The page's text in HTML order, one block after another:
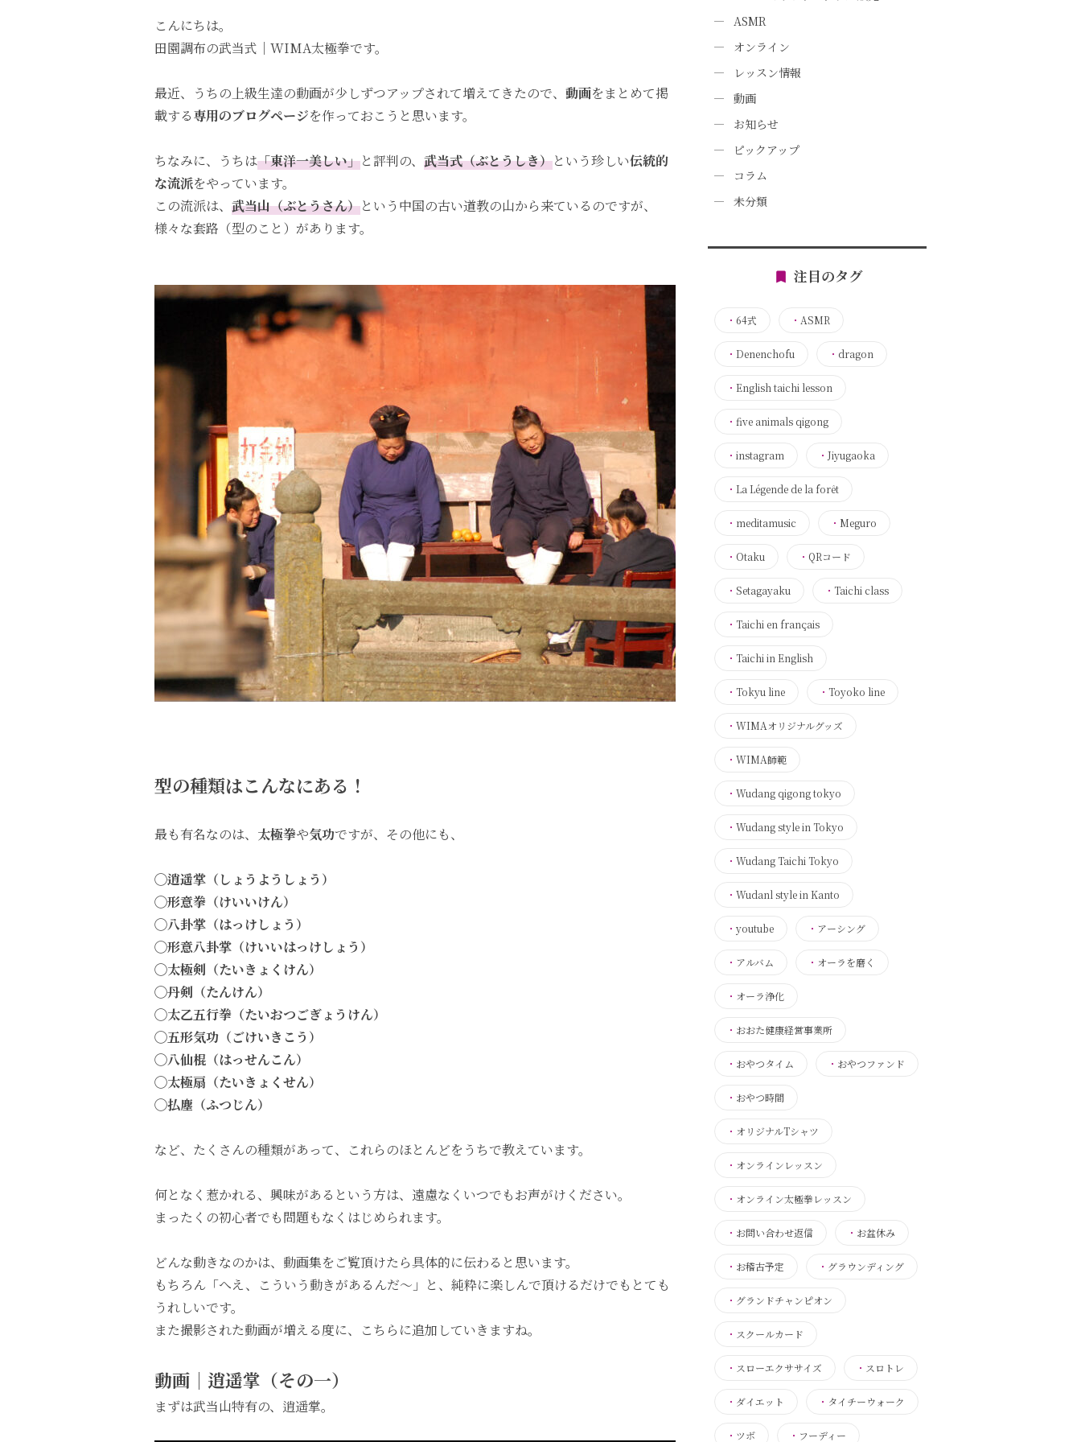
こんにちは。
田園調布の武当式｜WIMA太極拳です。
最近、うちの上級生達の動画が少しずつアップされて増えてきたので、 動画をまとめて掲
載する専用のブログページを作っておこうと思います。
ちなみに、うちは「東洋一美しい」と評判の、 武当式（ぶとうしき）という珍しい伝統的
な流派をやっています。
この流派は、 武当山（ぶとうさん）という中国の古い道教の山から来ているのですが、
様々な套路（型のこと）があります。
型の種類はこんなにある！
最も有名なのは、 太極拳や気功ですが、その他にも、
◯逍遥掌（しょうようしょう）
◯形意拳（けいいけん）
◯八卦掌（はっけしょう）
◯形意八卦掌（けいいはっけしょう）
◯太極剣（たいきょくけん）
◯丹剣（たんけん）
◯太乙五行拳（たいおつごぎょうけん）
◯五形気功（ごけいきこう）
◯八仙棍（はっせんこん）
◯太極扇（たいきょくせん）
◯払塵（ふつじん）
など、たくさんの種類があって、これらのほとんどをうちで教えています。
何となく惹かれる、興味があるという方は、遠慮なくいつでもお声がけください。
まったくの初心者でも問題もなくはじめられます。
どんな動きなのかは、動画集をご覧頂けたら具体的に伝わると思います。
もちろん「へえ、こういう動きがあるんだ〜」と、純粋に楽しんで頂けるだけでもとても
うれしいです。
また撮影された動画が増える度に、こちらに追加していきますね。
動画｜逍遥掌（その一）
まずは武当山特有の、逍遥掌。
ASMR
オンライン
レッスン情報
動画
お知らせ
ピックアップ
コラム
未分類
注目のタグ
・ 64式 ・ ASMR
・ Denenchofu ・ dragon
・ English taichi lesson
・ five animals qigong
・ instagram ・ Jiyugaoka
・ La Légende de la forêt
・ meditamusic ・ Meguro
・ Otaku ・ QRコード
・ Setagayaku ・ Taichi class
・ Taichi en français
・ Taichi in English
・ Tokyu line ・ Toyoko line
・ WIMAオリジナルグッズ
・ WIMA師範
・ Wudang qigong tokyo
・ Wudang style in Tokyo
・ Wudang Taichi Tokyo
・ Wudanl style in Kanto
・ youtube ・ アーシング
・ アルバム ・ オーラを磨く
・ オーラ浄化
・ おおた健康経営事業所
・ おやつタイム ・ おやつファンド
・ おやつ時間
・ オリジナルTシャツ
・ オンラインレッスン
・ オンライン太極拳レッスン
・ お問い合わせ返信 ・ お盆休み
・ お稽古予定 ・ グラウンディング
・ グランドチャンピオン
・ スクールカード
・ スローエクササイズ ・ スロトレ
・ ダイエット ・ タイチーウォーク
・ ツボ ・ フーディー